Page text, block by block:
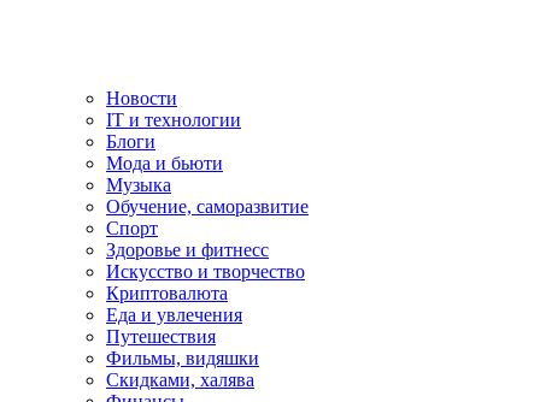
Новости
IT и технологии
Блоги
Мода и бьюти
Музыка
Обучение, саморазвитие
Спорт
Здоровье и фитнесс
Искусство и творчество
Криптовалюта
Еда и увлечения
Путешествия
Фильмы, видяшки
Скидками, халява